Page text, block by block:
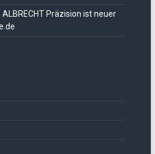
Präzision ist neuer